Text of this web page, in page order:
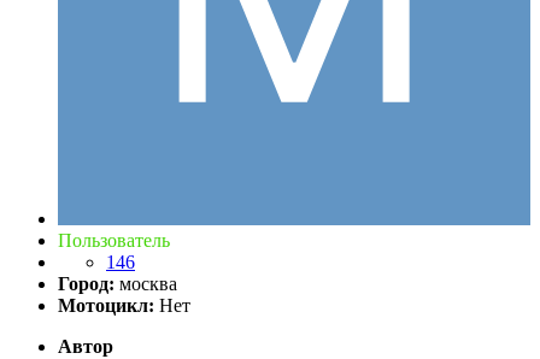
Пользователь
146
Город: москва
Мотоцикл: Нет
Автор